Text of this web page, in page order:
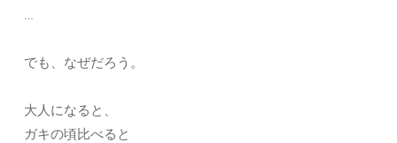
…
でも、なぜだろう。
大人になると、
ガキの頃比べると